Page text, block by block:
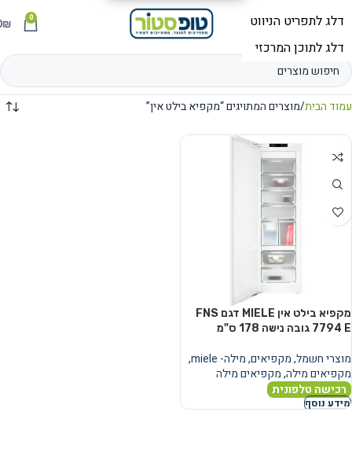
תפריט 0
₪
עמוד הבית מוצרים המתויגים “מקפיא בילט אין”
מקפיא בילט אין MIELE דגם FNS
7794 E גובה נישה 178 ס"מ
מוצרי חשמל,מקפיאים,מילה- miele
,
מקפיאים מילה,מקפיאים מילה
רכישה טלפונית
מידע נוסף